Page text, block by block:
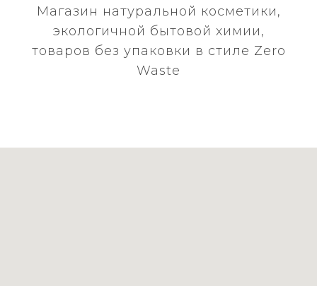
Магазин натуральной косметики,
экологичной бытовой химии,
товаров без упаковки в стиле Zero
Waste